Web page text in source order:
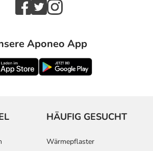
Aponeo App
HÄUFIG GESUCHT
Wärmepflaster